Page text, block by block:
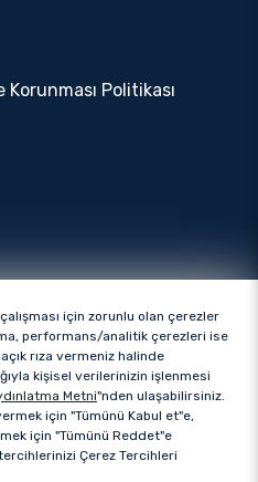
Politikası
için zorunlu olan çerezler
performans/analitik çerezleri ise
rıza vermeniz halinde
kişisel verilerinizin işlenmesi
Metni"nden ulaşabilirsiniz.
için "Tümünü Kabul et"e,
için "Tümünü Reddet"e
Çerez Tercihleri